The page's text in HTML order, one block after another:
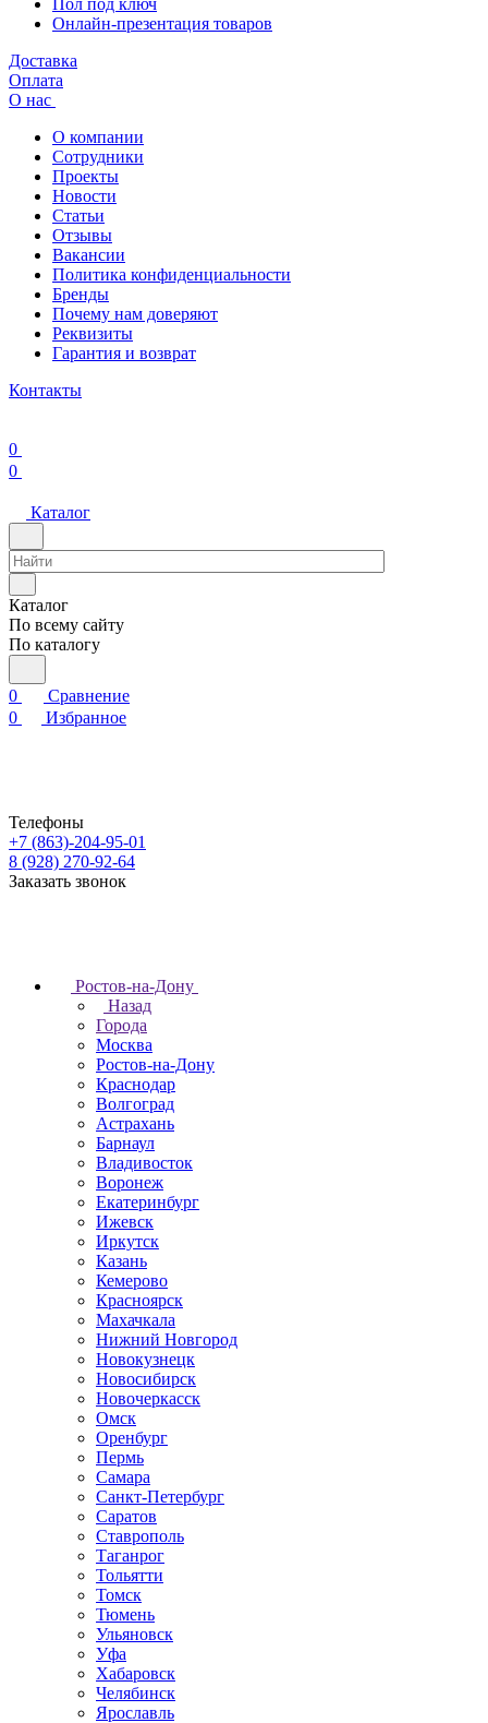
Пол под ключ
Онлайн-презентация товаров
Доставка
Оплата
О нас
О компании
Сотрудники
Проекты
Новости
Статьи
Отзывы
Вакансии
Политика конфиденциальности
Бренды
Почему нам доверяют
Реквизиты
Гарантия и возврат
Контакты
0
0
Каталог
Каталог
По всему сайту
По каталогу
0
Сравнение
0
Избранное
Телефоны
+7 (863)-204-95-01
8 (928) 270-92-64
Заказать звонок
Ростов-на-Дону
Назад
Города
Москва
Ростов-на-Дону
Краснодар
Волгоград
Астрахань
Барнаул
Владивосток
Воронеж
Екатеринбург
Ижевск
Иркутск
Казань
Кемерово
Красноярск
Махачкала
Нижний Новгород
Новокузнецк
Новосибирск
Новочеркаcск
Омск
Оренбург
Пермь
Самара
Санкт-Петербург
Саратов
Ставрополь
Таганрог
Тольятти
Томск
Тюмень
Ульяновск
Уфа
Хабаровск
Челябинск
Ярославль